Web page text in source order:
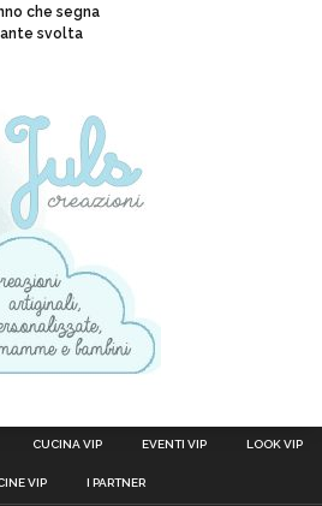
che segna
svolta
CUCINA VIP EVENTI VIP LOOK VIP
VIP I PARTNER